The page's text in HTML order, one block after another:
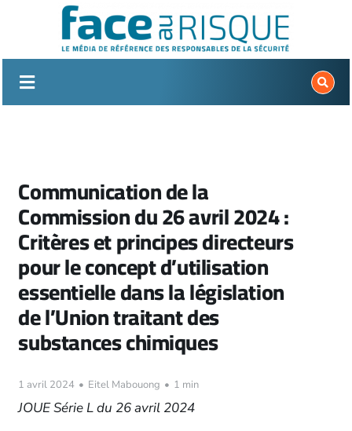
Communication de la
Commission du 26 avril 2024 :
Critères et principes directeurs
pour le concept d’utilisation
essentielle dans la législation
de l’Union traitant des
substances chimiques
1 avril 2024 • Eitel Mabouong • 1 min
JOUE Série L du 26 avril 2024